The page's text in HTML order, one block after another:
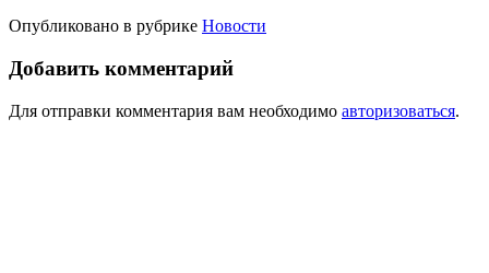
Опубликовано в рубрике Новости
Добавить комментарий
Для отправки комментария вам необходимо авторизоваться.